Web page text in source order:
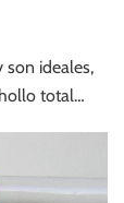
son ideales,
total…